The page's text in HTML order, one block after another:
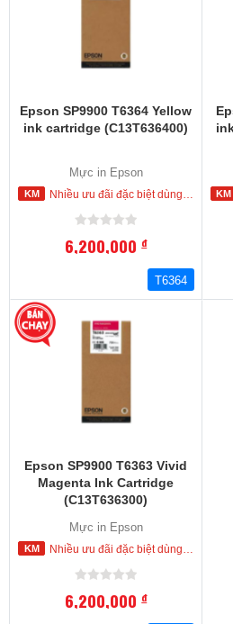
Epson SP9900 T6364 Yellow
ink cartridge (C13T636400)
Mực in Epson
Nhiều ưu đãi đặc biệt dùng cho khách hàng đặt mua ngay trong hôm nay
6,200,000đ
T6364
Epson SP9900 T6363 Vivid
Magenta Ink Cartridge
(C13T636300)
Mực in Epson
Nhiều ưu đãi đặc biệt dùng cho khách hàng đặt mua ngay trong hôm nay
6,200,000đ